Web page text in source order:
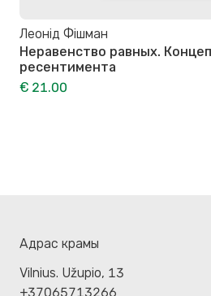
Леонід Фішман
Неравенство равных.
ресентимента
€ 21.00
Адрас крамы
Vilnius. Užupio, 13
+37065713266